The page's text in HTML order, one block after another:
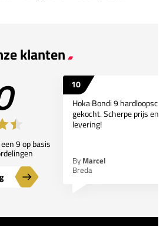
klanten
9 op basis
10
Hoka Bondi 9
gekocht. Scherpe prijs en
levering!
By Marcel
Breda